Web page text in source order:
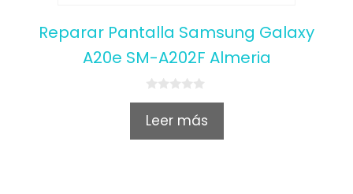
Reparar Pantalla Samsung Galaxy
A20e SM-A202F Almeria
0
u
Leer más